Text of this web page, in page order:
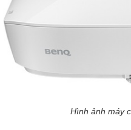
Hình ảnh máy